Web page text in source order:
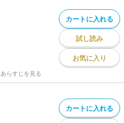
カートに入れる
試し読み
お気に入り
あらすじを見る
カートに入れる